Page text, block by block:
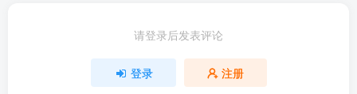
请登录后发表评论
登录 注册